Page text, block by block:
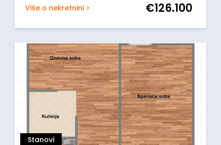
Više o nekretnini > €126.100
Stanovi